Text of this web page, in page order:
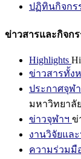
ปฏิทินกิจกร
ข่าวสารและกิจก
Highlights
ข่าวสารทั้ง
ประกาศจุฬ
มหาวิทยาลัย
ข่าวจุฬาฯ ข่
งานวิจัยแล
ความร่วมมื